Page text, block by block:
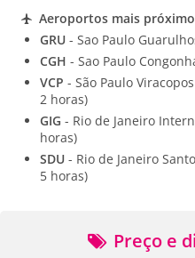
Aeroportos mais
GRU - Sao Paulo
CGH - Sao Paulo
VCP - São Paulo
2 horas)
GIG - Rio de Janeiro
horas)
SDU - Rio de Janeiro
5 horas)
Preço e